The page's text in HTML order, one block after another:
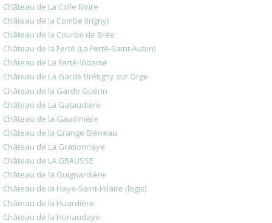
Château de La Colle Noire
Château de la Combe (Irigny)
Château de la Courbe de Brée
Château de la Ferté (La Ferté-Saint-Aubin)
Château de La Ferté-Vidame
Château de La Garde Brétigny sur Orge
Château de la Garde Guérin
Château de La Gataudière
Château de la Gaudinière
Château de la Grange Bléneau
Château de La Grationnaye
Château de LA GRAUSSE
Château de la Guignardière
Château de la Haye-Saint-Hilaire (logis)
Château de la Huardière
Château de la Hunaudaye